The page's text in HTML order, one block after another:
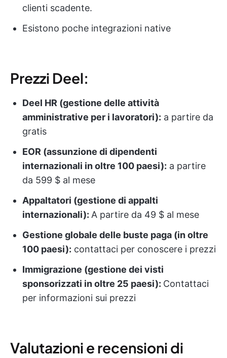
clienti scadente.
Esistono poche integrazioni native
Prezzi Deel:
Deel HR (gestione delle attività
amministrative per i lavoratori): a partire da
gratis
EOR (assunzione di dipendenti
internazionali in oltre 100 paesi): a partire
da 599 $ al mese
Appaltatori (gestione di appalti
internazionali): A partire da 49 $ al mese
Gestione globale delle buste paga (in oltre
100 paesi): contattaci per conoscere i prezzi
Immigrazione (gestione dei visti
sponsorizzati in oltre 25 paesi): Contattaci
per informazioni sui prezzi
Valutazioni e recensioni di